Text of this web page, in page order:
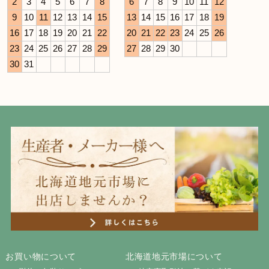
2 3 4 5 6 7
8
9
10 11 12 13 14
15
16 17 18 19 20 21 22
23 24 25 26 27 28 29
30 31
6 7 8 9 10 11
12
13 14 15 16 17 18
19
20 21 22 23 24 25 26
27 28 29 30
お買い物について 北海道地元市場について